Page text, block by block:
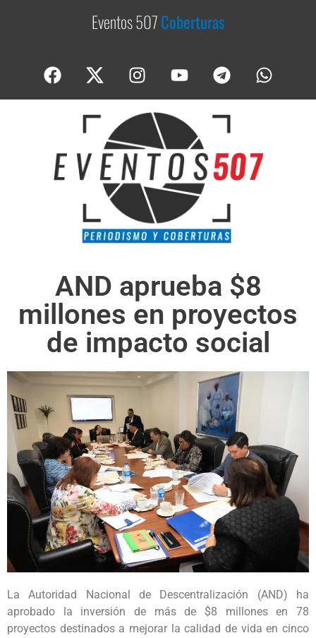
Eventos 507Coberturas
AND aprueba $8
millones en proyectos
de impacto social
La Autoridad Nacional de Descentralización (AND) ha
aprobado la inversión de más de $8 millones en 78
proyectos destinados a mejorar la calidad de vida en cinco